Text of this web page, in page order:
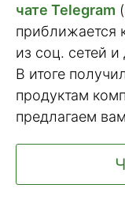
чате Telegram
приближается
из соц. сетей и
В итоге
продуктам
предлагаем